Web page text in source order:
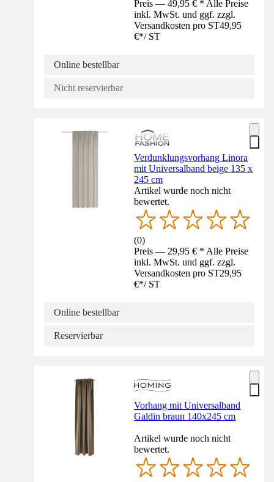
Preis — 49,95 € * Alle Preise
inkl. MwSt. und ggf. zzgl.
Versandkosten pro ST49,95
€*/ ST
Online bestellbar
Nicht reservierbar
Verdunklungsvorhang Linora
mit Universalband beige 135 x
245 cm
Artikel wurde noch nicht
bewertet.
(0)
Preis — 29,95 € * Alle Preise
inkl. MwSt. und ggf. zzgl.
Versandkosten pro ST29,95
€*/ ST
Online bestellbar
Reservierbar
Vorhang mit Universalband
Galdin braun 140x245 cm
Artikel wurde noch nicht
bewertet.